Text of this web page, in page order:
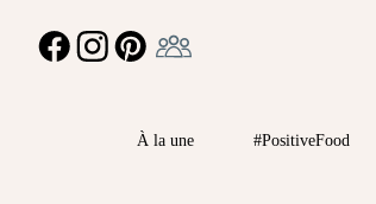
FACEBOOKINSTAGRAMPINTEREST
À la une #PositiveFood